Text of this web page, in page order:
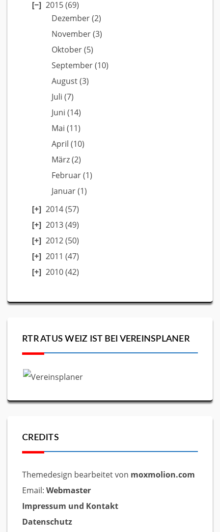
2015(69)
Dezember(2)
November(3)
Oktober(5)
September(10)
August(3)
Juli (7)
Juni (14)
Mai (11)
April (10)
März(2)
Februar(1)
Januar(1)
2014(57)
2013(49)
2012(50)
2011 (47)
2010(42)
RTR ATUS WEIZ IST BEI VEREINSPLANER
CREDITS
Themedesign bearbeitet von moxmolion.com
Email: Webmaster
Impressum und Kontakt
Datenschutz